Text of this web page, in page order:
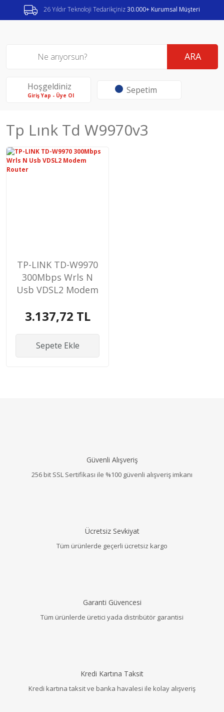
26 Yıldır Teknoloji Tedarikçiniz30.000+ Kurumsal Müşteri
ARA
Hoşgeldiniz
Giriş Yap - Üye Ol Sepetim
Tp Lınk Td W9970v3
TP-LINK TD-W9970
300Mbps Wrls N
Usb VDSL2 Modem
3.137,72 TL
Sepete Ekle
Güvenli Alışveriş
256 bit SSL Sertifikası ile %100 güvenli alışveriş imkanı
Ücretsiz Sevkiyat
Tüm ürünlerde geçerli ücretsiz kargo
Garanti Güvencesi
Tüm ürünlerde üretici yada distribütör garantisi
Kredi Kartına Taksit
Kredi kartına taksit ve banka havalesi ile kolay alışveriş